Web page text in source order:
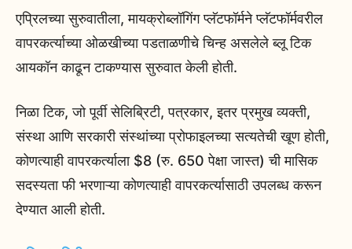
एप्रिलच्या सुरुवातीला, मायक्रोब्लॉगिंग प्लॅटफॉर्मने प्लॅटफॉर्मवरील
वापरकर्त्याच्या ओळखीच्या पडताळणीचे चिन्ह असलेले ब्लू टिक
आयकॉन काढून टाकण्यास सुरुवात केली होती.
निळा टिक, जो पूर्वी सेलिब्रिटी, पत्रकार, इतर प्रमुख व्यक्ती,
संस्था आणि सरकारी संस्थांच्या प्रोफाइलच्या सत्यतेची खूण होती,
कोणत्याही वापरकर्त्याला $8 (रु. 650 पेक्षा जास्त) ची मासिक
सदस्यता फी भरणाऱ्या कोणत्याही वापरकर्त्यासाठी उपलब्ध करून
देण्यात आली होती.